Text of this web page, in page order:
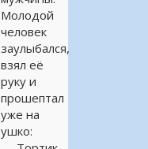
Молодой
человек
заулыбался,
взял её
руку и
прошептал
уже на
ушко: